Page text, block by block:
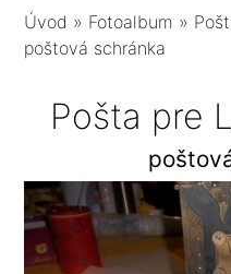
Úvod » Fotoalbum »
poštová schránka
Pošta pre